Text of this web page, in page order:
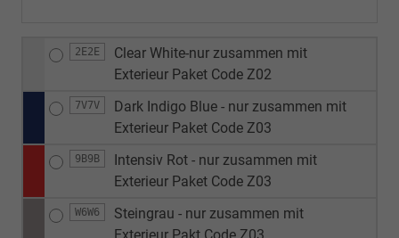
2E2E
Clear White-nur zusammen mit
Exterieur Paket Code Z02
7V7V
Dark Indigo Blue - nur zusammen mit
Exterieur Paket Code Z03
9B9B
Intensiv Rot - nur zusammen mit
Exterieur Paket Code Z03
W6W6
Steingrau - nur zusammen mit